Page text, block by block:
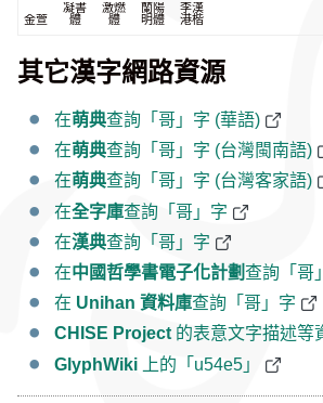
金萱
凝書
體
激燃
體
蘭陽
明體
李漢
港楷
其它漢字網路資源
在萌典查詢「哥」字 (華語)
在萌典查詢「哥」字 (台灣閩南語)
在萌典查詢「哥」字 (台灣客家語)
在全字庫查詢「哥」字
在漢典查詢「哥」字
在中國哲學書電子化計劃查詢「哥
在 Unihan 資料庫查詢「哥」字
CHISE Project 的表意文字描述等
GlyphWiki 上的「u54e5」